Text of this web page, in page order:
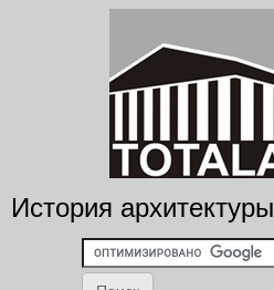
История архитектуры